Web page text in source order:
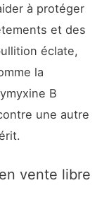
à protéger
et des
éclate,
la
B
une autre
vente libre